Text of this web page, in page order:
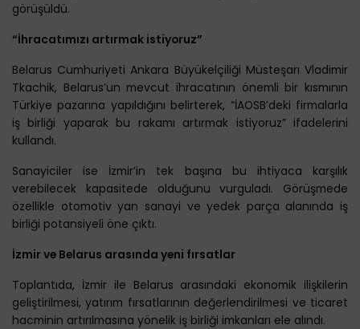
görüşüldü.
“İhracatımızı artırmak istiyoruz”
Belarus Cumhuriyeti Ankara Büyükelçiliği Müsteşarı Vladimir
Tkachik, Belarus’un mevcut ihracatının önemli bir kısmının
Türkiye pazarına yapıldığını belirterek, “İAOSB’deki firmalarla
iş birliği yaparak bu rakamı artırmak istiyoruz” ifadelerini
kullandı.
Sanayiciler ise İzmir’in tek başına bu ihtiyaca karşılık
verebilecek kapasitede olduğunu vurguladı. Görüşmede
özellikle otomotiv yan sanayi ve yedek parça alanında iş
birliği potansiyeli öne çıktı.
İzmir ve Belarus arasında yeni fırsatlar
Toplantıda, İzmir ile Belarus arasındaki ekonomik ilişkilerin
geliştirilmesi, yatırım fırsatlarının değerlendirilmesi ve ticaret
hacminin artırılmasına yönelik iş birliği imkanları ele alındı.